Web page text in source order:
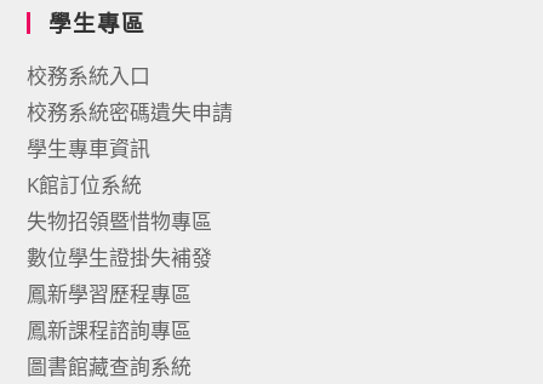
學生專區
校務系統入口
校務系統密碼遺失申請
學生專車資訊
K館訂位系統
失物招領暨惜物專區
數位學生證掛失補發
鳳新學習歷程專區
鳳新課程諮詢專區
圖書館藏查詢系統